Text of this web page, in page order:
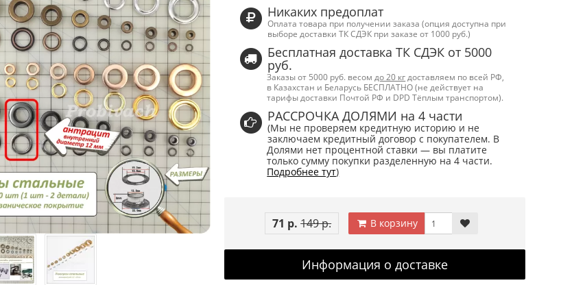
Никаких предоплат
Оплата товара при получении заказа (опция доступна при
выборе доставки ТК СДЭК при заказе от 1000 руб.)
Бесплатная доставка ТК СДЭК от 5000
руб.
Заказы от 5000 руб. весом до 20 кг доставляем по всей РФ,
в Казахстан и Беларусь БЕСПЛАТНО (не действует на
тарифы доставки Почтой РФ и DPD Тёплым транспортом).
РАССРОЧКА ДОЛЯМИ на 4 части
(Мы не проверяем кредитную историю и не
заключаем кредитный договор с покупателем. В
Долями нет процентной ставки — вы платите
только сумму покупки разделенную на 4 части.
Подробнее тут)
71 р. 149 р. В корзину
Информация о доставке